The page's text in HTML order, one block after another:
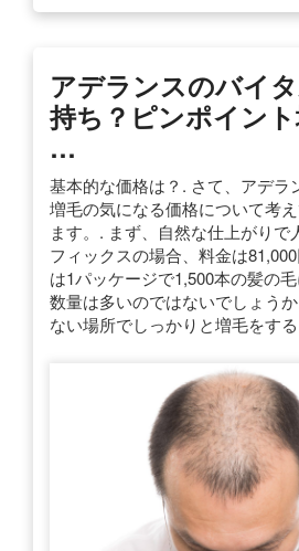
アデランスのバイ
持ち？ピンポイン
…
基本的な価格は？. さて、アデラ
増毛の気になる価格について考
ます。. まず、自然な仕上がりで
フィックスの場合、料金は
は1パッケージで1,500本の髪の
数量は多いのではないでしょう
ない場所でしっかりと増毛をす